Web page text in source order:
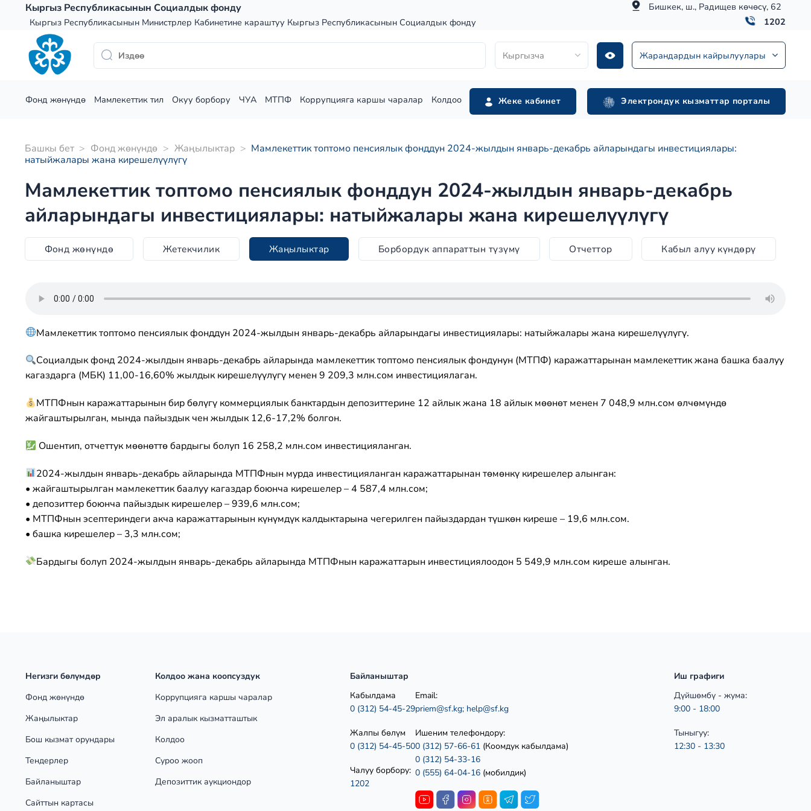
Кыргыз Республикасынын Социалдык фонду
Кыргыз Республикасынын Министрлер Кабинетине караштуу Кыргыз Республикасынын Социалдык фонду
Бишкек, ш., Радищев көчөсү, 62
1202
Кыргызча Жарандардын кайрылуулары
Фонд жөнүндө Мамлекеттик тил Окуу борбору ЧУА МТПФ Коррупцияга каршы чаралар Колдоо Жеке кабинет Электрондук кызматтар порталы
Башкы бет > Фонд жөнүндө > Жаңылыктар > Мамлекеттик топтомо пенсиялык фонддун 2024-жылдын январь-декабрь айларындагы инвестициялары:
натыйжалары жана кирешелүүлүгү
Мамлекеттик топтомо пенсиялык фонддун 2024-жылдын январь-декабрь
айларындагы инвестициялары: натыйжалары жана кирешелүүлүгү
Фонд жөнүндө Жетекчилик Жаңылыктар Борбордук аппараттын түзүмү Отчеттор Кабыл алуу күндөрү
Мамлекеттик топтомо пенсиялык фонддун 2024-жылдын январь-декабрь айларындагы инвестициялары: натыйжалары жана кирешелүүлүгү.
Социалдык фонд 2024-жылдын январь-декабрь айларында мамлекеттик топтомо пенсиялык фондунун (МТПФ) каражаттарынан мамлекеттик жана башка баалуу
кагаздарга (МБК) 11,00-16,60% жылдык кирешелүүлүгү менен 9 209,3 млн.сом инвестициялаган.
МТПФнын каражаттарынын бир бөлүгү коммерциялык банктардын депозиттерине 12 айлык жана 18 айлык мөөнөт менен 7 048,9 млн.сом өлчөмүндө
жайгаштырылган, мында пайыздык чен жылдык 12,6-17,2% болгон.
Ошентип, отчеттук мөөнөттө бардыгы болуп 16 258,2 млн.сом инвестицияланган.
2024-жылдын январь-декабрь айларында МТПФнын мурда инвестицияланган каражаттарынан төмөнкү кирешелер алынган:
• жайгаштырылган мамлекеттик баалуу кагаздар боюнча кирешелер – 4 587,4 млн.сом;
• депозиттер боюнча пайыздык кирешелер – 939,6 млн.сом;
• МТПФнын эсептериндеги акча каражаттарынын күнүмдүк калдыктарына чегерилген пайыздардан түшкөн киреше – 19,6 млн.сом.
• башка кирешелер – 3,3 млн.сом;
Бардыгы болуп 2024-жылдын январь-декабрь айларында МТПФнын каражаттарын инвестициялоодон 5 549,9 млн.сом киреше алынган.
Негизги бөлүмдөр
Фонд жөнүндө
Жаңылыктар
Бош кызмат орундары
Тендерлер
Байланыштар
Сайттын картасы
Колдоо жана коопсуздук
Коррупцияга каршы чаралар
Эл аралык кызматташтык
Колдоо
Суроо жооп
Депозиттик аукциондор
Байланыштар
Кабылдама
0 (312) 54-45-29
Жалпы бөлүм
0 (312) 54-45-50
Чалуу борбору:
1202
Email:
priem@sf.kg; help@sf.kg
Ишеним телефондору:
0 (312) 57-66-61 (Коомдук кабылдама)
0 (312) 54-33-16
0 (555) 64-04-16 (мобилдик)
Иш графиги
Дүйшөмбү - жума:
9:00 - 18:00
Тыныгуу:
12:30 - 13:30